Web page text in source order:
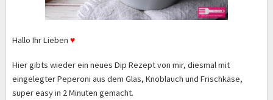
Hallo Ihr Lieben ♥
Hier gibts wieder ein neues Dip Rezept von mir, diesmal mit
eingelegter Peperoni aus dem Glas, Knoblauch und Frischkäse,
super easy in 2 Minuten gemacht.